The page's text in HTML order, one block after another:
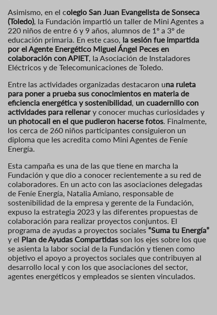
Asimismo, en el colegio San Juan Evangelista de Sonseca
(Toledo), la Fundación impartió un taller de Mini Agentes a
220 niños de entre 6 y 9 años, alumnos de 1º a 3º de
educación primaria. En este caso, la sesión fue impartida
por el Agente Energético Miguel Ángel Peces en
colaboración con APIET, la Asociación de Instaladores
Eléctricos y de Telecomunicaciones de Toledo.
Entre las actividades organizadas destacaron una ruleta
para poner a prueba sus conocimientos en materia de
eficiencia energética y sostenibilidad un cuadernillo con
actividades para rellenary conocer muchas curiosidades y
un photocall en el que pudieron hacerse fotos . Finalmente,
los cerca de 260 niños participantes consiguieron un
diploma que les acredita como Mini Agentes de Feníe
Energía.
Esta campaña es una de las que tiene en marcha la
Fundación y que dio a conocer recientemente a su red de
colaboradores. En un acto con las asociaciones delegadas
de Feníe Energía, Natalia Amiano, responsable de
sostenibilidad de la empresa y gerente de la Fundación,
expuso la estrategia 2023 y las diferentes propuestas de
colaboración para realizar proyectos conjuntos. El
programa de ayudas a proyectos sociales “Suma tu Energía”
y el Plan de Ayudas Compartidas son los ejes sobre los que
se asienta la labor social de la Fundación y tienen como
objetivo el apoyo a proyectos sociales que contribuyen al
desarrollo local y con los que asociaciones del sector,
agentes energéticos y empleados se sienten vinculados.